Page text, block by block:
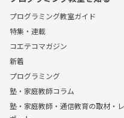
プログラミング教室ガイド
特集・連載
コエテコマガジン
新着
プログラミング
塾・家庭教師コラム
塾・家庭教師・通信教育の取材・レ